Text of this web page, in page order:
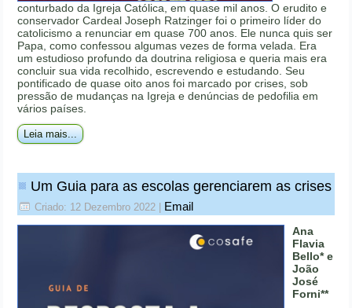
conturbado da Igreja Católica, em quase mil anos. O erudito e
conservador Cardeal Joseph Ratzinger foi o primeiro líder do
catolicismo a renunciar em quase 700 anos. Ele nunca quis ser
Papa, como confessou algumas vezes de forma velada. Era
um estudioso profundo da doutrina religiosa e queria mais era
concluir sua vida recolhido, escrevendo e estudando. Seu
pontificado de quase oito anos foi marcado por crises, sob
pressão de mudanças na Igreja e denúncias de pedofilia em
vários países.
Leia mais...
Um Guia para as escolas gerenciarem as crises
Criado: 12 Dezembro 2022 Email
Ana
Flavia
Bello* e
João
José
Forni**